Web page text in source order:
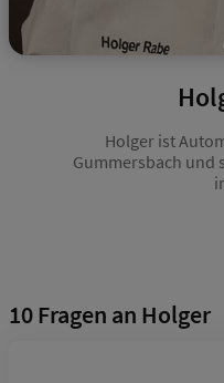
Holger ist
Gummersbach und
10 Fragen an Holger